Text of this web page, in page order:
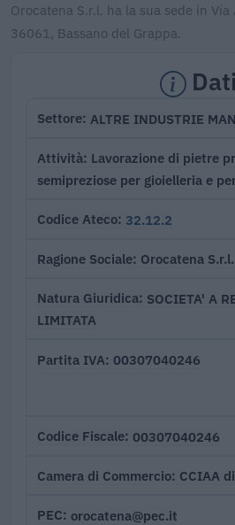
Orocatena S.r.l. ha la sua sede in
36061, Bassano del Grappa.
Dati
Settore ALTRE INDUSTRIE
Attività Lavorazione di pietre
semipreziose per gioielleria e
Codice Ateco 32.12.2
Ragione Sociale Orocatena S.r.l.
Natura Giuridica SOCIETA' A
LIMITATA
Partita IVA 00307040246
Codice Fiscale 00307040246
Camera di Commercio CCIAA
PEC orocatena@pec.it